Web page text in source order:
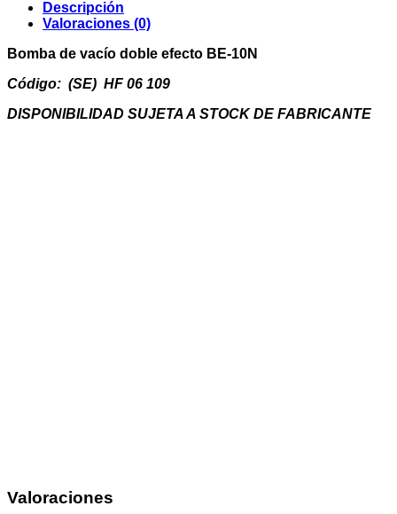
BE-
10N
cantidad
Descripción
Valoraciones (0)
Bomba de vacío doble efecto BE-10N
Código: (SE) HF 06 109
DISPONIBILIDAD SUJETA A STOCK DE FABRICANTE
Valoraciones